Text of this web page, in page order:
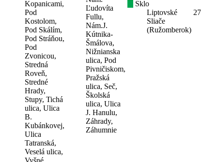
Kopanicami,
Pod
Kostolom,
Pod Skálím,
Pod Stráňou,
Pod
Zvonicou,
Stredná
Roveň,
Stredné
Hrady,
Stupy, Tichá
ulica, Ulica
B.
Kubánkovej,
Ulica
Tatranská,
Veselá ulica,
Vyšné
Ľudovíta
Fullu,
Nám.J.
Kútnika-
Šmálova,
Nižnianska
ulica, Pod
Pivničiskom,
Pražská
ulica, Seč,
Školská
ulica, Ulica
J. Hanulu,
Záhrady,
Záhumnie
Sklo
Liptovské
Sliače
(Ružomberok)
27